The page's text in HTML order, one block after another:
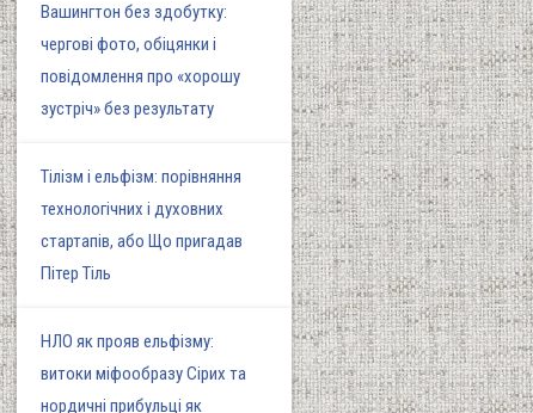
Вашингтон без здобутку:
чергові фото, обіцянки і
повідомлення про «хорошу
зустріч» без результату
Тілізм і ельфізм: порівняння
технологічних і духовних
стартапів, або Що пригадав
Пітер Тіль
НЛО як прояв ельфізму:
витоки міфообразу Сірих та
нордичні прибульці як